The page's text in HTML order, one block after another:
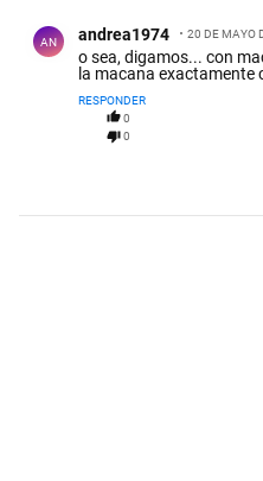
AN andrea1974 20 DE MAYO
o sea, digamos... con
la macana exactamente
RESPONDER
0
0